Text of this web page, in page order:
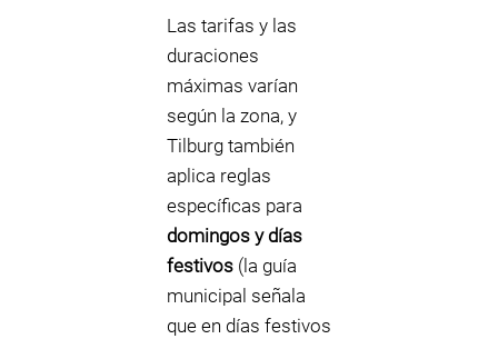
Las tarifas y las
duraciones
máximas varían
según la zona, y
Tilburg también
aplica reglas
específicas para
domingos y días
festivos (la guía
municipal señala
que en días festivos